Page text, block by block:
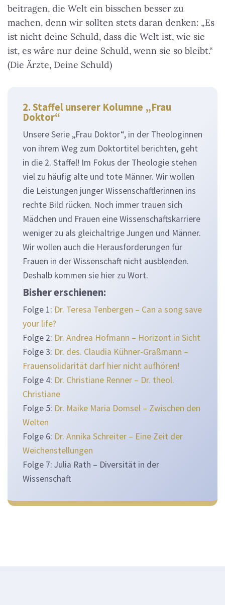
beitragen, die Welt ein bisschen besser zu
machen, denn wir sollten stets daran denken: „Es
ist nicht deine Schuld, dass die Welt ist, wie sie
ist, es wäre nur deine Schuld, wenn sie so bleibt.“
(Die Ärzte, Deine Schuld)
2. Staffel unserer Kolumne „Frau
Doktor“
Unsere Serie „Frau Doktor“, in der Theologinnen
von ihrem Weg zum Doktortitel berichten, geht
in die 2. Staffel! Im Fokus der Theologie stehen
viel zu häufig alte und tote Männer. Wir wollen
die Leistungen junger Wissenschaftlerinnen ins
rechte Bild rücken. Noch immer trauen sich
Mädchen und Frauen eine Wissenschaftskarriere
weniger zu als gleichaltrige Jungen und Männer.
Wir wollen auch die Herausforderungen für
Frauen in der Wissenschaft nicht ausblenden.
Deshalb kommen sie hier zu Wort.
Bisher erschienen:
Folge 1: Dr. Teresa Tenbergen – Can a song save
your life?
Folge 2: Dr. Andrea Hofmann – Horizont in Sicht
Folge 3: Dr. des. Claudia Kühner-Graßmann –
Frauensolidarität darf hier nicht aufhören!
Folge 4: Dr. Christiane Renner – Dr. theol.
Christiane
Folge 5: Dr. Maike Maria Domsel – Zwischen den
Welten
Folge 6: Dr. Annika Schreiter – Eine Zeit der
Weichenstellungen
Folge 7: Julia Rath – Diversität in der
Wissenschaft